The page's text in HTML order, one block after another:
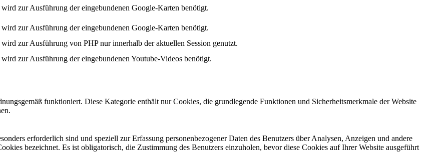
zur Ausführung der eingebundenen Google-Karten benötigt.
zur Ausführung der eingebundenen Google-Karten benötigt.
zur Ausführung von PHP nur innerhalb der aktuellen Session genutzt.
zur Ausführung der eingebundenen Youtube-Videos benötigt.
funktioniert. Diese Kategorie enthält nur Cookies, die grundlegende Funktionen und Sicherheitsmerkmale der Website
erforderlich sind und speziell zur Erfassung personenbezogener Daten des Benutzers über Analysen, Anzeigen und andere
bezeichnet. Es ist obligatorisch, die Zustimmung des Benutzers einzuholen, bevor diese Cookies auf Ihrer Website ausgeführt